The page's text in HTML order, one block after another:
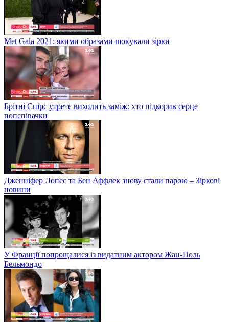
Met Gala 2021: якими образами шокували зірки
Брітні Спірс утретє виходить заміж: хто підкорив серце
попспівачки
Дженніфер Лопес та Бен Аффлек знову стали парою – Зіркові
новини
У Франції попрощалися із видатним актором Жан-Поль
Бельмондо